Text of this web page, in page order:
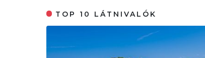
TOP 10 LÁTNIVALÓK